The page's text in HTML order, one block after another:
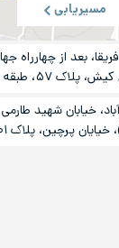
مسیریابی
بعد از چهارراه
پلاک ۵۷، طبقه ۱
پرچین، پلاک ۱۰۱